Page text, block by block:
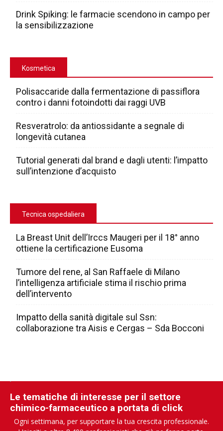
Drink Spiking: le farmacie scendono in campo per
la sensibilizzazione
Kosmetica
Polisaccaride dalla fermentazione di passiflora
contro i danni fotoindotti dai raggi UVB
Resveratrolo: da antiossidante a segnale di
longevità cutanea
Tutorial generati dal brand e dagli utenti: l’impatto
sull’intenzione d’acquisto
Tecnica ospedaliera
La Breast Unit dell’Irccs Maugeri per il 18° anno
ottiene la certificazione Eusoma
Tumore del rene, al San Raffaele di Milano
l’intelligenza artificiale stima il rischio prima
dell’intervento
Impatto della sanità digitale sul Ssn:
collaborazione tra Aisis e Cergas – Sda Bocconi
Le tematiche di interesse per il settore
chimico-farmaceutico a portata di click
Ogni settimana, per supportare la tua crescita professionale.